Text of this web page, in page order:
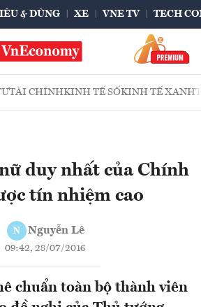
& DÙNG XE VNE TV TECH
TÀI CHÍNHKINH TẾ SỐKINH TẾ XANH
duy nhất của Chính
tín nhiệm cao
N Nguyễn Lê
09:42, 28/07/2016
chuẩn toàn bộ thành viên